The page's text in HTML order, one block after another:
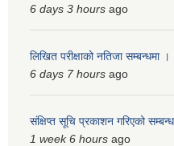
6 days 3 hours ago
लिखित परीक्षाको नतिजा सम्बन्धमा ।
6 days 7 hours ago
संक्षिप्त सूचि प्रकाशन गरिएको
1 week 6 hours ago